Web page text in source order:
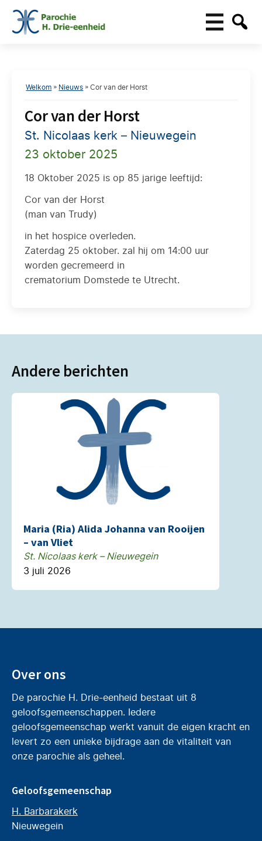
Welkom » Nieuws »Cor van der Horst
Cor van der Horst
St. Nicolaas kerk – Nieuwegein
23 oktober 2025
18 Oktober 2025 is op 85 jarige leeftijd:
Cor van der Horst
(man van Trudy)
in het hospice overleden.
Zaterdag 25 oktober. zal hij om 14:00 uur
worden gecremeerd in
crematorium Domstede te Utrecht.
Andere berichten
Maria (Ria) Alida Johanna van Rooijen
– van Vliet
St. Nicolaas kerk – Nieuwegein
3 juli 2026
Over ons
De parochie H. Drie-eenheid bestaat uit 8
geloofsgemeenschappen. Iedere
geloofsgemeenschap werkt vanuit de eigen kracht en
levert zo een unieke bijdrage aan de vitaliteit van
onze parochie als geheel.
Geloofsgemeenschap
H. Barbarakerk
Nieuwegein